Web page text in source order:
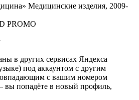
Медицинские изделия, 2009-
PROMO
в других сервисах Яндекса
под аккаунтом с другим
с вашим номером
вы попадёте в новый профиль,